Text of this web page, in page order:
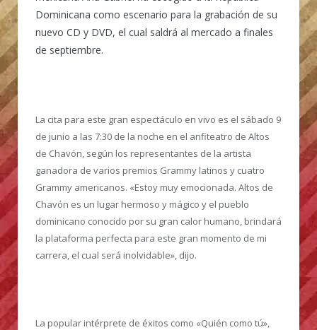
Dominicana como escenario para la grabación de su
nuevo CD y DVD, el cual saldrá al mercado a finales
de septiembre.
La cita para este gran espectáculo en vivo es el sábado 9
de junio a las 7:30 de la noche en el anfiteatro de Altos
de Chavón, según los representantes de la artista
ganadora de varios premios Grammy latinos y cuatro
Grammy americanos. «Estoy muy emocionada. Altos de
Chavón es un lugar hermoso y mágico y el pueblo
dominicano conocido por su gran calor humano, brindará
la plataforma perfecta para este gran momento de mi
carrera, el cual será inolvidable», dijo.
La popular intérprete de éxitos como «Quién como tú»,